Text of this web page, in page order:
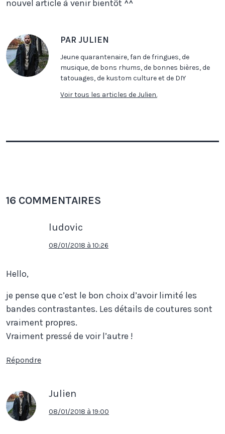
nouvel article à venir bientôt ^^
PAR JULIEN
Jeune quarantenaire, fan de fringues, de
musique, de bons rhums, de bonnes bières, de
tatouages, de kustom culture et de DIY
Voir tous les articles de Julien.
16 COMMENTAIRES
ludovic
08/01/2018 à 10:26
Hello,
je pense que c’est le bon choix d’avoir limité les
bandes contrastantes. Les détails de coutures sont
vraiment propres.
Vraiment pressé de voir l’autre !
Répondre
Julien
08/01/2018 à 19:00